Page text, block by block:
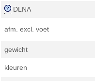
DLNA
afm. excl. voet
gewicht
kleuren